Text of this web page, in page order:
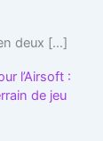
deux […]
l’Airsoft :
de jeu